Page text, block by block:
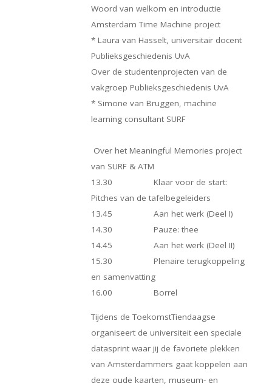
Woord van welkom en introductie
Amsterdam Time Machine project
* Laura van Hasselt, universitair docent
Publieksgeschiedenis UvA
Over de studentenprojecten van de
vakgroep Publieksgeschiedenis UvA
* Simone van Bruggen, machine
learning consultant SURF
Over het Meaningful Memories project
van SURF & ATM
13.30 Klaar voor de start:
Pitches van de tafelbegeleiders
13.45 Aan het werk (Deel I)
14.30 Pauze: thee
14.45 Aan het werk (Deel II)
15.30 Plenaire terugkoppeling
en samenvatting
16.00 Borrel
Tijdens de ToekomstTiendaagse
organiseert de universiteit een speciale
datasprint waar jij de favoriete plekken
van Amsterdammers gaat koppelen aan
deze oude kaarten, museum- en